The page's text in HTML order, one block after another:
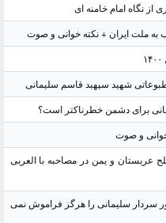
از نگاه امام خامنه ای
به ملت ایران + نکته خوانی و صوت
شهید سپهبد قاسم سلیمانی
برای دشمن خطرناکتر است؟
خوانی و صوت
عربستان و یمن در مصاحبه با العربی
سردار سلیمانی را هرگز فراموش نمی